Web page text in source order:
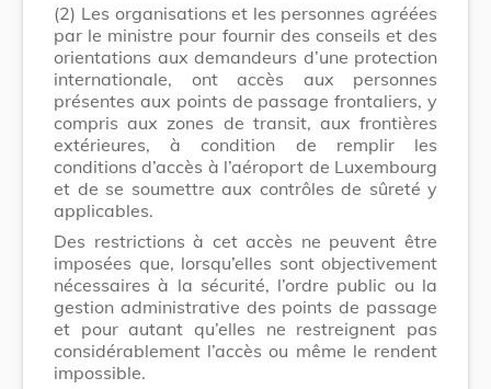
(2) Les organisations et les personnes agréées
par le ministre pour fournir des conseils et des
orientations aux demandeurs d’une protection
internationale, ont accès aux personnes
présentes aux points de passage frontaliers, y
compris aux zones de transit, aux frontières
extérieures, à condition de remplir les
conditions d’accès à l’aéroport de Luxembourg
et de se soumettre aux contrôles de sûreté y
applicables.
Des restrictions à cet accès ne peuvent être
imposées que, lorsqu’elles sont objectivement
nécessaires à la sécurité, l’ordre public ou la
gestion administrative des points de passage
et pour autant qu’elles ne restreignent pas
considérablement l’accès ou même le rendent
impossible.